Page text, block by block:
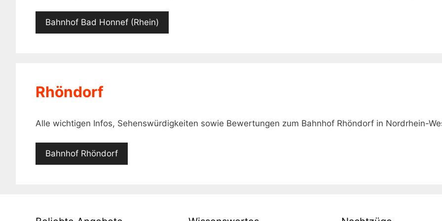
Bahnhof Bad Honnef (Rhein)
Rhöndorf
Alle wichtigen Infos, Sehenswürdigkeiten sowie Bewertungen zum Bahnhof Rhöndorf in Nordrhein-
Bahnhof Rhöndorf